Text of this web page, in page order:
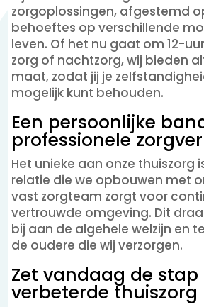
zorgoplossingen, afgestemd
behoeftes op verschillende
leven. Of het nu gaat om 12-
zorg of nachtzorg, wij bieden
maat, zodat jij je
mogelijk kunt behouden.
Een persoonlijke
professionele
Het unieke aan onze thuiszorg
relatie die we opbouwen met
vast zorgteam zorgt voor
vertrouwde omgeving. Dit
bij aan de algehele welzijn en
de oudere die wij verzorgen.
Zet vandaag de
verbeterde thuiszorg